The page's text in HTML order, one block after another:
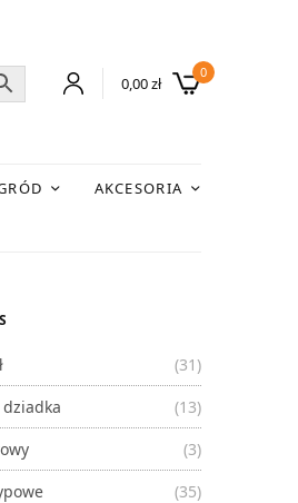
0,00zł
0
AKCESORIA
(31)
(13)
(3)
(35)